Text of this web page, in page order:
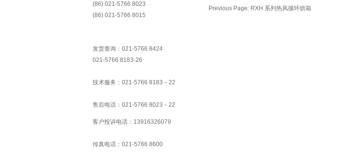
(86) 021-5766 8023
(86) 021-5766 8015
发货查询：021-5766 8424
021-5766 8183-26
技术服务：021-5766 8183－22
售后电话：021-5766 8023－22
客户投诉电话：13916326079
传真电话：021-5766 8600
Previous Page: RXH 系列热风循环烘箱